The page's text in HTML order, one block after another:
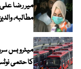
میر رضا
مطالبہ،
کا حتمی